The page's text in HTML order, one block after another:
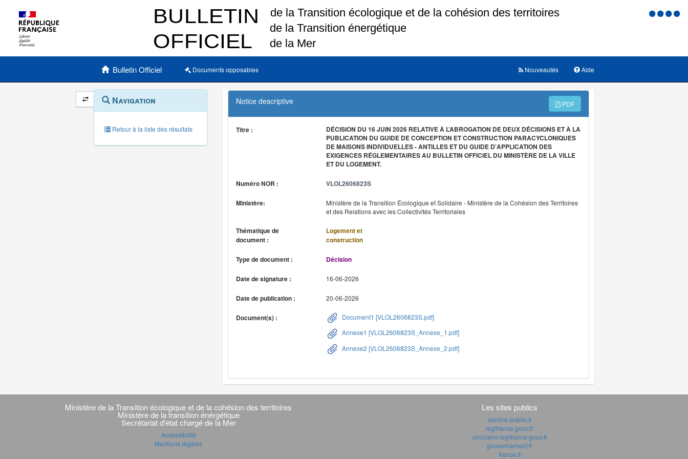
Menu
Menu principal
Bulletin Officiel Documents opposables Aide
Nouveautés
Navigation
et
outils
annexes
Menu
contextuel
Navigation
Retour à la liste des résultats
Notice descriptive PDF
Titre :
DÉCISION DU 16 JUIN 2026 RELATIVE À L’ABROGATION DE DEUX DÉCISIONS ET À LA
PUBLICATION DU GUIDE DE CONCEPTION ET CONSTRUCTION PARACYCLONIQUES
DE MAISONS INDIVIDUELLES - ANTILLES ET DU GUIDE D'APPLICATION DES
EXIGENCES RÉGLEMENTAIRES AU BULLETIN OFFICIEL DU MINISTÈRE DE LA VILLE
ET DU LOGEMENT.
Numéro NOR : VLOL2606823S
Ministère:
Ministère de la Transition Écologique et Solidaire - Ministère de la Cohésion des Territoires
et des Relations avec les Collectivités Territoriales
Thématique de
document :
Logement et
construction
Type de document : Décision
Date de signature : 16-06-2026
Date de publication : 20-06-2026
Document(s) :
Document1 [VLOL2606823S.pdf]
Annexe1 [VLOL2606823S_Annexe_1.pdf]
Annexe2 [VLOL2606823S_Annexe_2.pdf]
Navigation
transverseMinistère de la Transition écologique et de la cohésion des territoires
Ministère de la transition énérgétique
Secrétariat d'état chargé de la Mer
Accessibilité
Mentions légales
Les sites publics
service-public.fr
legifrance.gouv.fr
circulaire.legifrance.gouv.fr
gouvernement.fr
france.fr